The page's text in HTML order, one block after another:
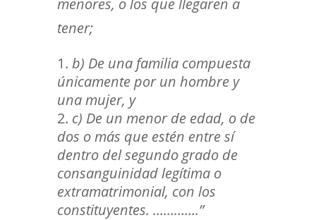
tener;
b) De una familia compuesta
únicamente por un hombre y
una mujer, y
c) De un menor de edad, o de
dos o más que estén entre sí
dentro del segundo grado de
consanguinidad legítima o
extramatrimonial, con los
constituyentes. ………….”